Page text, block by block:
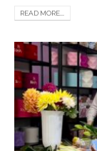
READ MORE...